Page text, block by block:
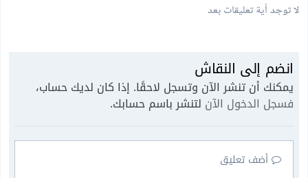
لا توجد أية تعليقات بعد
انضم إلى النقاش
يمكنك أن تنشر الآن وتسجل لاحقًا. إذا كان لديك حساب،
فسجل الدخول الآن لتنشر باسم حسابك.
أضف تعليق